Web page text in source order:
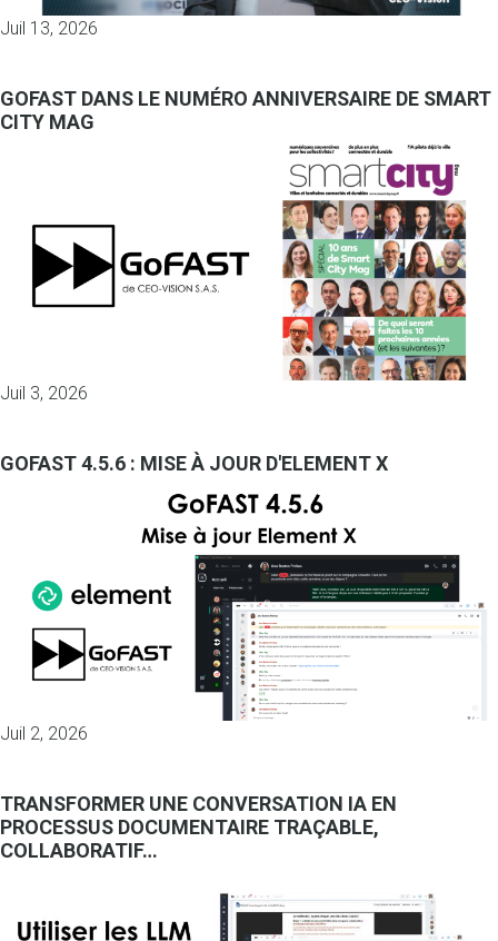
Juil 13, 2026
GOFAST DANS LE NUMÉRO ANNIVERSAIRE DE SMART
CITY MAG
Juil 3, 2026
GOFAST 4.5.6 : MISE À JOUR D'ELEMENT X
Juil 2, 2026
TRANSFORMER UNE CONVERSATION IA EN
PROCESSUS DOCUMENTAIRE TRAÇABLE,
COLLABORATIF…